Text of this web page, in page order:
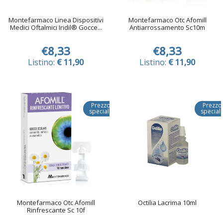
Montefarmaco Linea Dispositivi
Medici Oftalmici Iridil® Gocce...
€8,33
Listino: € 11,90
Montefarmaco Otc Afomill
Antiarrossamento Sc10m
€8,33
Listino: € 11,90
Prezzo
speciale
Montefarmaco Otc Afomill
Rinfrescante Sc 10f
Prezzo
Octilia Lacrima 10ml